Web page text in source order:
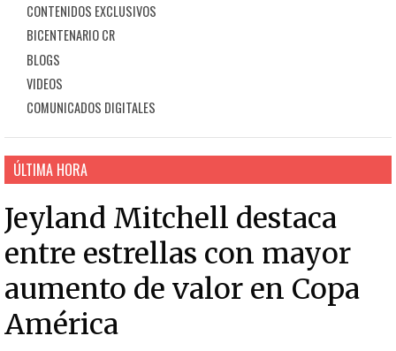
CONTENIDOS EXCLUSIVOS
BICENTENARIO CR
BLOGS
VIDEOS
COMUNICADOS DIGITALES
ÚLTIMA HORA
Jeyland Mitchell destaca
entre estrellas con mayor
aumento de valor en Copa
América